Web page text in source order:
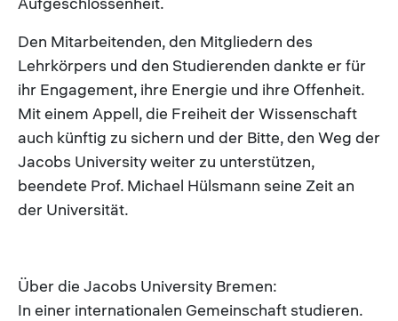
Den Mitarbeitenden, den Mitgliedern des
Lehrkörpers und den Studierenden dankte er für
ihr Engagement, ihre Energie und ihre Offenheit.
Mit einem Appell, die Freiheit der Wissenschaft
auch künftig zu sichern und der Bitte, den Weg der
Jacobs University weiter zu unterstützen,
beendete Prof. Michael Hülsmann seine Zeit an
der Universität.
Über die Jacobs University Bremen:
In einer internationalen Gemeinschaft studieren.